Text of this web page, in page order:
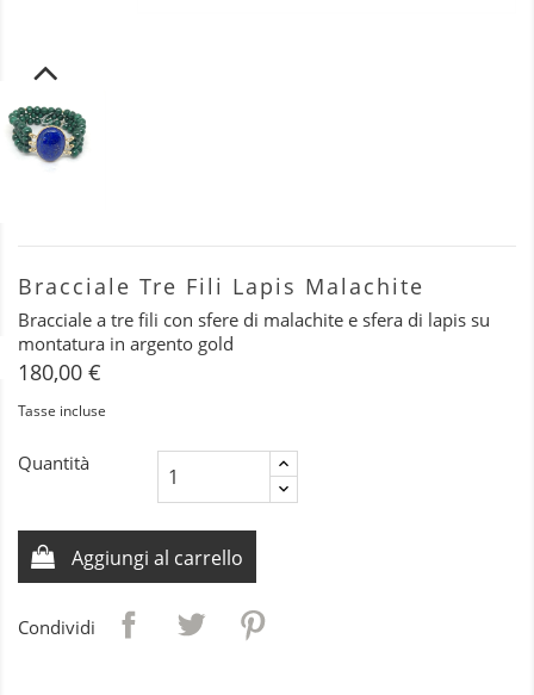
Bracciale Tre Fili Lapis Malachite
Bracciale a tre fili con sfere di malachite e sfera di lapis su
montatura in argento gold
180,00 €
Tasse incluse
Quantità
Aggiungi al carrello
Condividi